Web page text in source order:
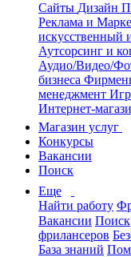
Сайты Дизайн
Реклама и
искусственный
Аутсорсинг и
Аудио/Видео/
бизнеса
менеджмент
Интернет-
Магазин услуг
Конкурсы
Вакансии
Поиск
Еще
Найти работу
Вакансии Поиск
фрилансеров
База знаний